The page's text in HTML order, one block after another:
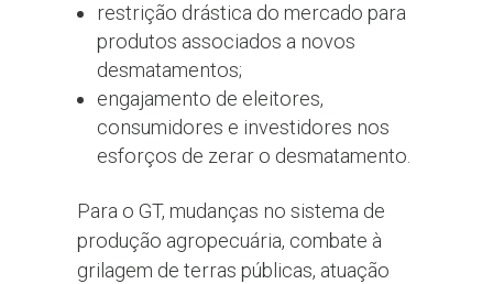
restrição drástica do mercado para
produtos associados a novos
desmatamentos;
engajamento de eleitores,
consumidores e investidores nos
esforços de zerar o desmatamento.
Para o GT, mudanças no sistema de
produção agropecuária, combate à
grilagem de terras públicas, atuação